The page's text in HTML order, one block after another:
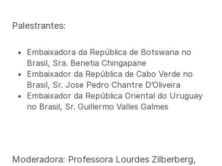
Palestrantes:
Embaixadora da República de Botswana no
Brasil, Sra. Benetia Chingapane
Embaixador da República de Cabo Verde no
Brasil, Sr. Jose Pedro Chantre D’Oliveira
Embaixador da República Oriental do Uruguay
no Brasil, Sr. Guillermo Valles Galmes
Moderadora: Professora Lourdes Zilberberg,